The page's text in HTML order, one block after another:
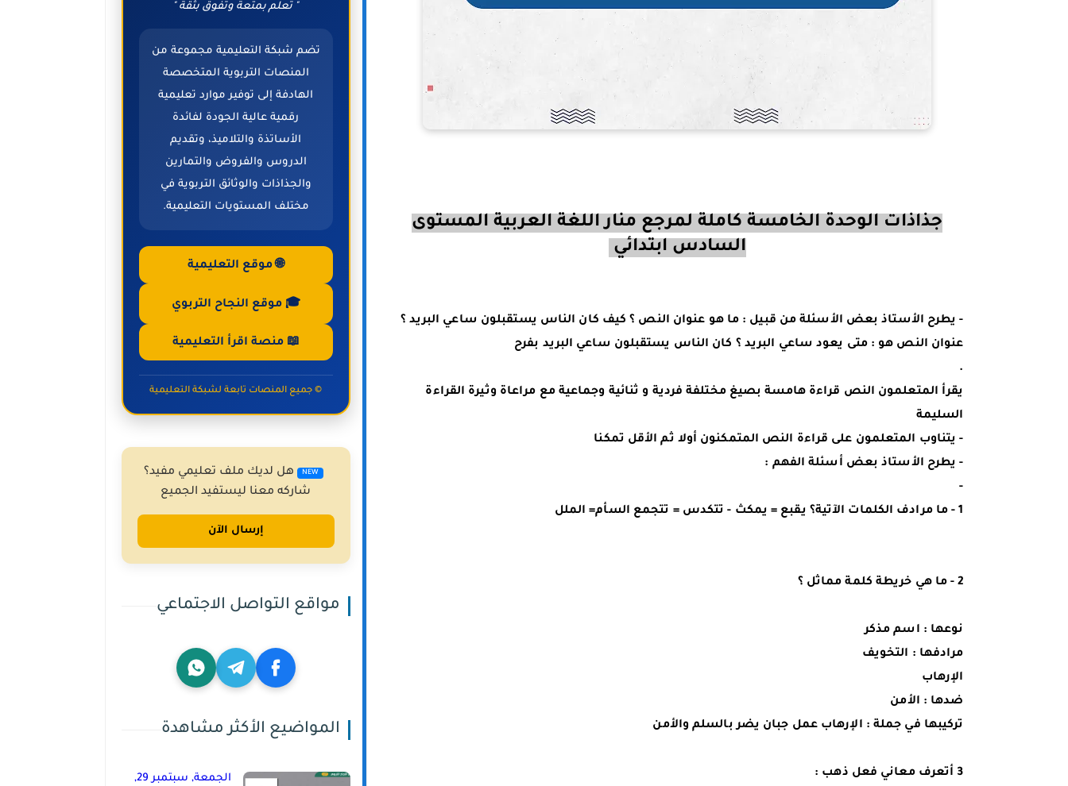
جذاذات الوحدة الخامسة كاملة لمرجع منار اللغة العربية المستوى
السادس ابتدائي
- يطرح الأستاذ بعض الأسئلة من قبيل : ما هو عنوان النص ؟ كيف كان الناس يستقبلون ساعي البريد ؟
عنوان النص هو : متى يعود ساعي البريد ؟ كان الناس يستقبلون ساعي البريد بفرح
.
السليمة
- يتناوب المتعلمون على قراءة النص المتمكنون أولا ثم الأقل تمكنا
- يطرح الأستاذ بعض أسئلة الفهم :
-
1 - ما مرادف الكلمات الآتية؟
يقبع = يمكث - تتكدس = تتجمع السأم= الملل
2 - ما هي خريطة كلمة مماثل ؟
نوعها : اسم مذكر
مرادفها : التخويف
الإرهاب
ضدها : الأمن
تركيبها في جملة : الإرهاب عمل جبان يضر بالسلم والأمن
3 أتعرف معاني فعل ذهب :
" تعلم بمتعة وتفوق بثقة "
تضم شبكة التعليمية مجموعة من
المنصات التربوية المتخصصة
الهادفة إلى توفير موارد تعليمية
رقمية عالية الجودة لفائدة
الأساتذة والتلاميذ، وتقديم
الدروس والفروض والتمارين
والجذاذات والوثائق التربوية في
مختلف المستويات التعليمية.
🌐 موقع التعليمية
🎓 موقع النجاح التربوي
📖 منصة اقرأ التعليمية
© جميع المنصات تابعة لشبكة التعليمية
NEW
هل لديك ملف تعليمي مفيد؟
شاركه معنا ليستفيد الجميع
إرسال الآن
مواقع التواصل الاجتماعي
المواضيع الأكثر مشاهدة
الجمعة, سبتمبر 29,